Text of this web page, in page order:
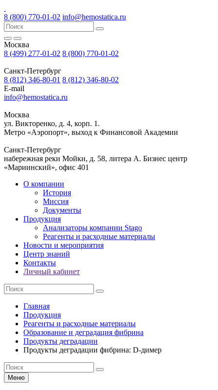
8 (800) 770-01-02 info@hemostatica.ru
Москва
8 (499) 277-01-02 8 (800) 770-01-02
Санкт-Петербург
8 (812) 346-80-01 8 (812) 346-80-02
E-mail
info@hemostatica.ru
Москва
ул. Викторенко, д. 4, корп. 1.
Метро «Аэропорт», выход к Финансовой Академии
Санкт-Петербург
набережная реки Мойки, д. 58, литера А. Бизнес центр
«Мариинский», офис 401
О компании
История
Миссия
Документы
Продукция
Анализаторы компании Stago
Реагенты и расходные материалы
Новости и мероприятия
Центр знаний
Контакты
Личный кабинет
Главная
Продукция
Реагенты и расходные материалы
Образование и деградация фибрина
Продукты деградации
Продукты деградации фибрина: D-димер
Меню